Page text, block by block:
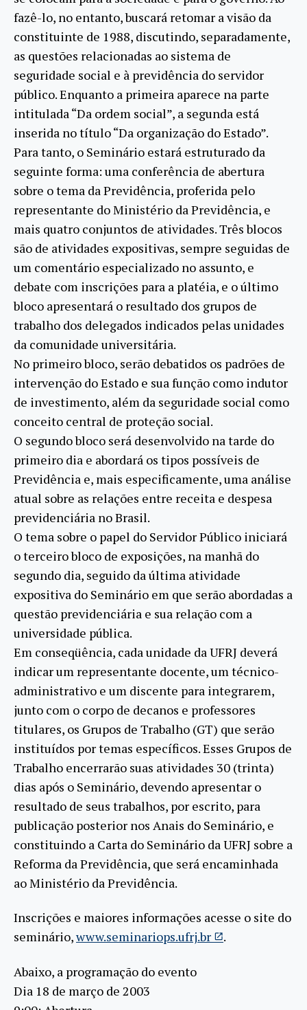
fazê-lo, no entanto, buscará retomar a visão da
constituinte de 1988, discutindo, separadamente,
as questões relacionadas ao sistema de
seguridade social e à previdência do servidor
público. Enquanto a primeira aparece na parte
intitulada “Da ordem social”, a segunda está
inserida no título “Da organização do Estado”.
Para tanto, o Seminário estará estruturado da
seguinte forma: uma conferência de abertura
sobre o tema da Previdência, proferida pelo
representante do Ministério da Previdência, e
mais quatro conjuntos de atividades. Três blocos
são de atividades expositivas, sempre seguidas de
um comentário especializado no assunto, e
debate com inscrições para a platéia, e o último
bloco apresentará o resultado dos grupos de
trabalho dos delegados indicados pelas unidades
da comunidade universitária.
No primeiro bloco, serão debatidos os padrões de
intervenção do Estado e sua função como indutor
de investimento, além da seguridade social como
conceito central de proteção social.
O segundo bloco será desenvolvido na tarde do
primeiro dia e abordará os tipos possíveis de
Previdência e, mais especificamente, uma análise
atual sobre as relações entre receita e despesa
previdenciária no Brasil.
O tema sobre o papel do Servidor Público iniciará
o terceiro bloco de exposições, na manhã do
segundo dia, seguido da última atividade
expositiva do Seminário em que serão abordadas a
questão previdenciária e sua relação com a
universidade pública.
Em conseqüência, cada unidade da UFRJ deverá
indicar um representante docente, um técnico-
administrativo e um discente para integrarem,
junto com o corpo de decanos e professores
titulares, os Grupos de Trabalho (GT) que serão
instituídos por temas específicos. Esses Grupos de
Trabalho encerrarão suas atividades 30 (trinta)
dias após o Seminário, devendo apresentar o
resultado de seus trabalhos, por escrito, para
publicação posterior nos Anais do Seminário, e
constituindo a Carta do Seminário da UFRJ sobre a
Reforma da Previdência, que será encaminhada
ao Ministério da Previdência.
Inscrições e maiores informações acesse o site do
seminário,www.seminariops.ufrj.br .
Abaixo, a programação do evento
Dia 18 de março de 2003